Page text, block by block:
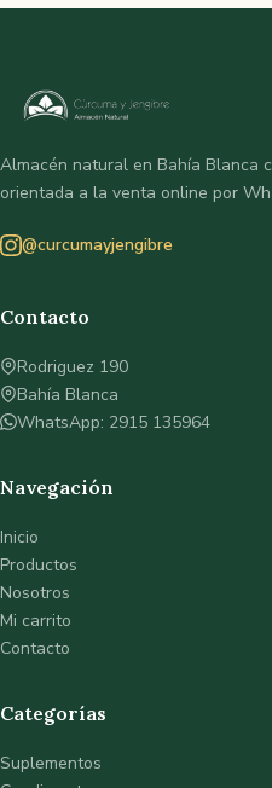
Almacén natural en Bahía Blanca
orientada a la venta online por
@curcumayjengibre
Contacto
Rodriguez 190
Bahía Blanca
WhatsApp: 2915 135964
Navegación
Inicio
Productos
Nosotros
Mi carrito
Contacto
Categorías
Suplementos